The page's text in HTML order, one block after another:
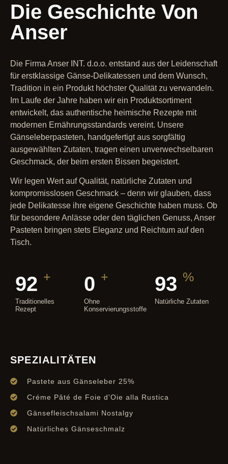
Die Geschichte Von
Anser
Die Firma Anser INT. d.o.o. entstand aus der Leidenschaft
für erstklassige Gänse-Delikatessen und dem Wunsch,
Tradition in ein Produkt höchster Qualität zu verwandeln.
Im Laufe der Jahre haben wir ein Produktsortiment
entwickelt, das authentische heimische Rezepte mit
modernen Ernährungsstandards vereint. Unsere
Gänseleberpasteten, handgefertigt aus sorgfältig
ausgewählten Zutaten, tragen einen unverwechselbaren
Geschmack, der beim ersten Bissen begeistert.
Wir legen Wert auf Qualität, natürliche Zutaten und
kompromisslosen Geschmack – denn wir glauben, dass
jede Delikatesse ihre eigene Geschichte haben muss. Ob
für besondere Anlässe oder den täglichen Genuss, Anser
Pasteten bringen stets Eleganz und Reichtum auf den
Tisch.
100
Traditionelles
Rezept
0 +
Ohne
Konservierungsstoffe
100 %
Natürliche Zutaten
SPEZIALITÄTEN
Pastete aus Gänseleber 25%
Créme Pâté de Foie d'Oie alla Rustica
Gänsefleischsalami Nostalgy
Natürliches Gänseschmalz